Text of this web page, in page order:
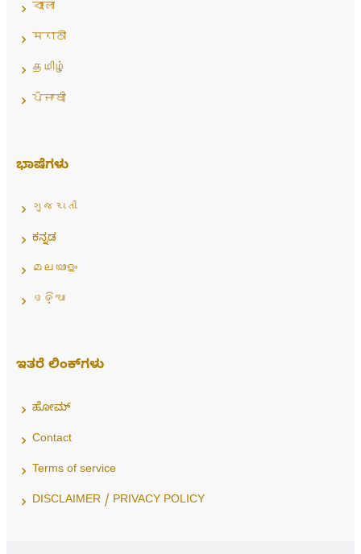
বাংলা
मराठी
தமிழ்
ਪੰਜਾਬੀ
ಭಾಷೆಗಳು
ગુજરાતી
ಕನ್ನಡ
മലയാളം
ଓଡ଼ିଆ
ಇತರೆ ಲಿಂಕ್‌ಗಳು
ಹೋಮ್
Contact
Terms of service
DISCLAIMER / PRIVACY POLICY